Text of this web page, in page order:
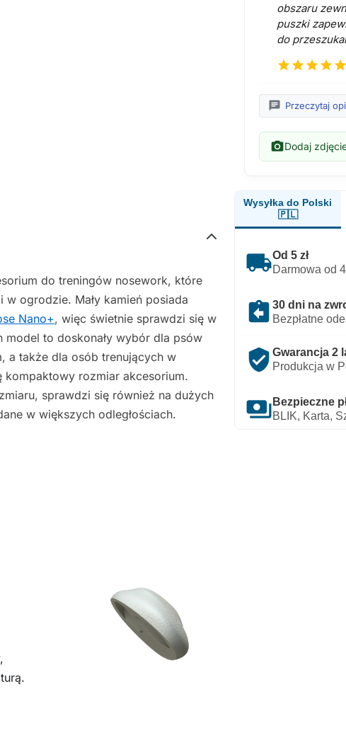
obszaru
puszki
do
star star star star star
chat Przeczytaj
photo_cameraDodaj
Wysyłka do Polski
🇵🇱
local_shippingOd 5 zł
Darmowa od
assignment_return 30 dni na
Bezpłatne
verified_user Gwarancja 2
Produkcja w
payments Bezpieczne
BLIK, Karta,
do treningów nosework, które
ogrodzie. Mały kamień posiada
Nano+, więc świetnie sprawdzi się w
to doskonały wybór dla psów
a także dla osób trenujących w
rozmiar akcesorium.
sprawdzi się również na dużych
w większych odległościach.